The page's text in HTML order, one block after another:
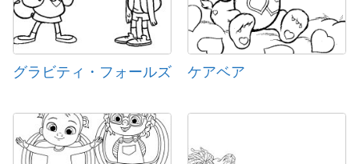
グラビティ・フォールズ ケアベア